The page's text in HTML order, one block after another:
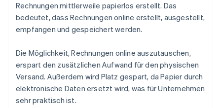
Rechnungen mittlerweile papierlos erstellt. Das
bedeutet, dass Rechnungen online erstellt, ausgestellt,
empfangen und gespeichert werden.
Die Möglichkeit, Rechnungen online auszutauschen,
erspart den zusätzlichen Aufwand für den physischen
Versand. Außerdem wird Platz gespart, da Papier durch
elektronische Daten ersetzt wird, was für Unternehmen
sehr praktisch ist.